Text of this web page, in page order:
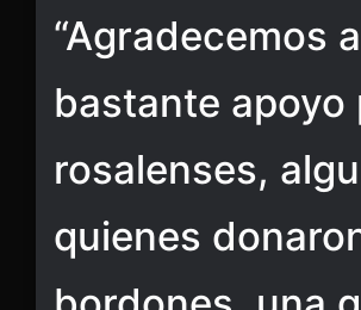
“Agradecemos
bastante
rosalenses,
quienes